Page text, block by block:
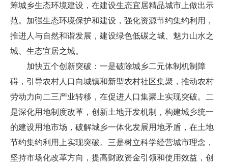
筹城乡生态环境建设，在建设生态宜居精品城市上做出示
范。加强生态环境保护和建设，强化资源节约集约利用，
推进人与自然和谐发展，建设绿色低碳之城、魅力山水之
城、生态宜居之城。
加快五个创新突破：一是破除城乡二元体制机制障
碍，引导农村人口向城镇和新型农村社区集聚，推动农村
劳动力向二三产业转移，在促进人口集聚上实现突破。二
是深化用地制度改革，创新土地开发机制，构建城乡统一
的建设用地市场，破解城乡一体化发展用地矛盾，在土地
节约集约利用上实现突破。三是树立科学经营城市理念，
坚持市场化改革方向，提高财政资金引领和使用效益，创